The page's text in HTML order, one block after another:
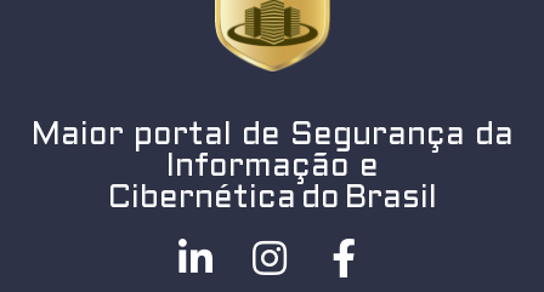
Maior portal de Segurança da
Informação e
Cibernética do Brasil